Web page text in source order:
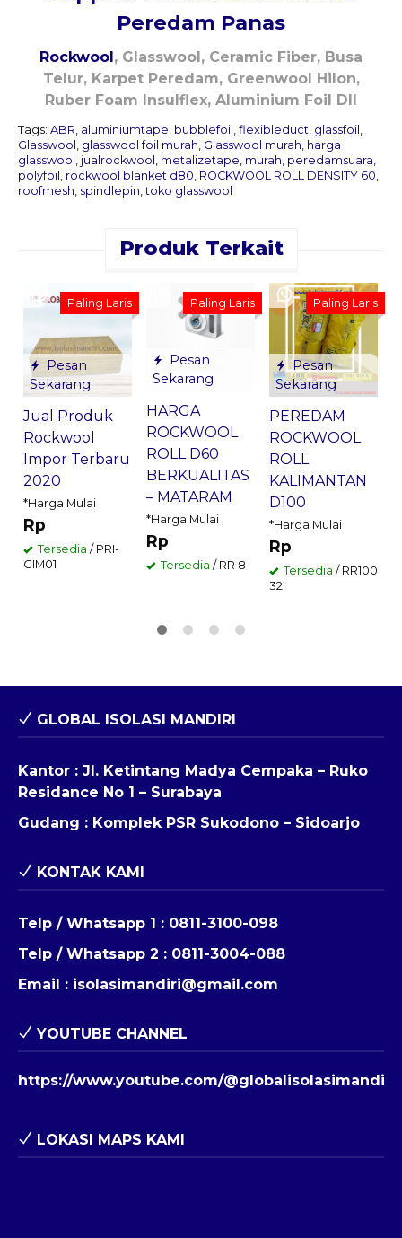
Peredam Panas
Rockwool, Glasswool, Ceramic Fiber, Busa
Telur, Karpet Peredam, Greenwool Hilon,
Ruber Foam Insulflex, Aluminium Foil Dll
Tags: ABR, aluminiumtape, bubblefoil , flexibleduct, glassfoil ,
Glasswool , glasswool foil murah, Glasswool murah, harga
glasswool , jualrockwool , metalizetape, murah, peredamsuara,
polyfoil , rockwool blanket d80, ROCKWOOL ROLL DENSITY 60,
roofmesh, spindlepin,toko glasswool
Produk Terkait
Pesan
Sekarang
Paling Laris
Jual Produk
Rockwool
Impor Terbaru
2020
*Harga Mulai
Rp
Tersedia / PRI-
GIM01
Pesan
Sekarang
Paling Laris
HARGA
ROCKWOOL
ROLL D60
BERKUALITAS
– MATARAM
*Harga Mulai
Rp
Tersedia / RR 8
Pesan
Sekarang
Paling Laris
PEREDAM
ROCKWOOL
ROLL
KALIMANTAN
D100
*Harga Mulai
Rp
Tersedia / RR100
32
GLOBAL ISOLASI MANDIRI
Kantor : Jl. Ketintang Madya Cempaka – Ruko
Residance No 1 – Surabaya
Gudang : Komplek PSR Sukodono – Sidoarjo
KONTAK KAMI
Telp / Whatsapp 1 : 0811-3100-098
Telp / Whatsapp 2 : 0811-3004-088
Email : isolasimandiri@gmail.com
YOUTUBE CHANNEL
https://www.youtube.com/@globalisolasimandiri
LOKASI MAPS KAMI